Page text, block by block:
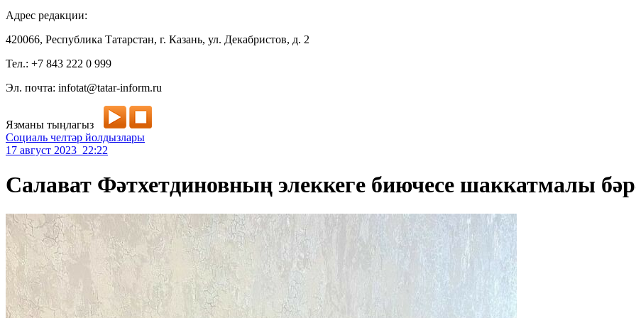
Адрес редакции:
420066, Республика Татарстан, г. Казань, ул. Декабристов, д. 2
Тел.: +7 843 222 0 999
Эл. почта: infotat@tatar-inform.ru
Язманы тыңлагыз
Социаль челтәр йолдызлары
17 август 2023 22:22
Салават Фәтхетдиновның элеккеге биючесе шаккатмалы